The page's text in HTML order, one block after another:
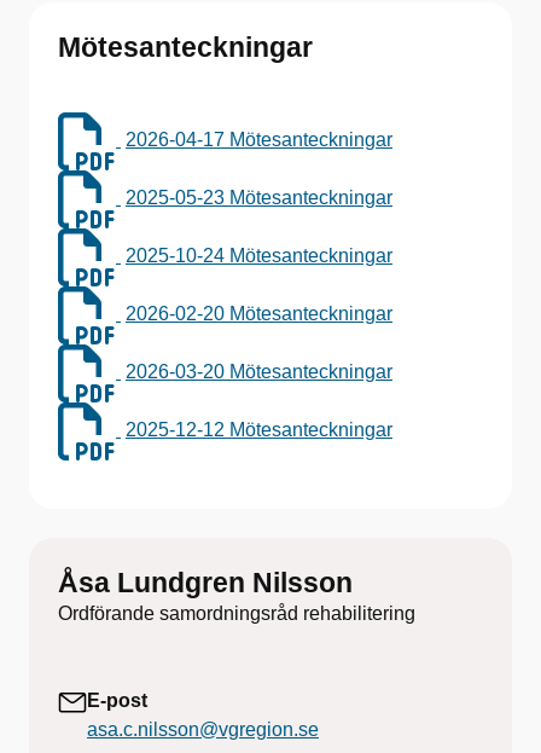
Mötesanteckningar
2026-04-17 Mötesanteckningar
2025-05-23 Mötesanteckningar
2025-10-24 Mötesanteckningar
2026-02-20 Mötesanteckningar
2026-03-20 Mötesanteckningar
2025-12-12 Mötesanteckningar
Åsa Lundgren Nilsson
Ordförande samordningsråd rehabilitering
E-post
asa.c.nilsson@vgregion.se